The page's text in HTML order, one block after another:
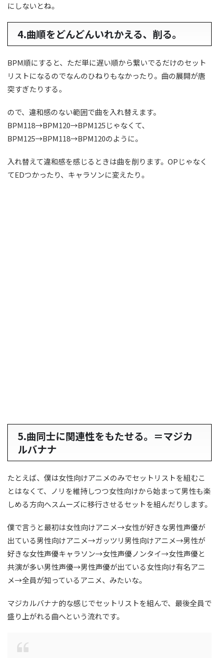
にしないとね。
4.曲順をどんどんいれかえる、削る。
BPM順にすると、ただ単に遅い順から繋いでるだけのセット
リストになるのでなんのひねりもなかったり。曲の展開が唐
突すぎたりする。
ので、違和感のない範囲で曲を入れ替えます。
BPM118→BPM120→BPM125じゃなくて、
BPM125→BPM118→BPM120のように。
入れ替えて違和感を感じるときは曲を削ります。OPじゃなく
てEDつかったり、キャラソンに変えたり。
5.曲同士に関連性をもたせる。＝マジカ
ルバナナ
たとえば、僕は女性向けアニメのみでセットリストを組むこ
とはなくて、ノリを維持しつつ女性向けから始まって男性も楽
しめる方向へスムーズに移行させるセットを組んだりします。
僕で言うと最初は女性向けアニメ→女性が好きな男性声優が
出ている男性向けアニメ→ガッツリ男性向けアニメ→男性が
好きな女性声優キャラソン→女性声優ノンタイ→女性声優と
共演が多い男性声優→男性声優が出ている女性向け有名アニ
メ→全員が知っているアニメ、みたいな。
マジカルバナナ的な感じでセットリストを組んで、最後全員で
盛り上がれる曲へという流れです。